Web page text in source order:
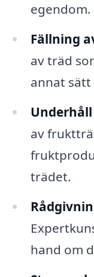
egendom.
Fällning
av träd
annat sätt
av
trädet.
hand om